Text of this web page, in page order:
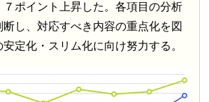
ポイント上昇した。各項目の分析
し、対応すべき内容の重点化を図
定化・スリム化に向け努力する。